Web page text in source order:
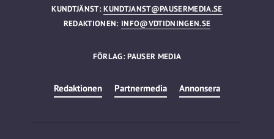
KUNDTJÄNST:KUNDTJANST@PAUSERMEDIA.SE
REDAKTIONEN: INFO@VDTIDNINGEN.SE
FÖRLAG: PAUSER MEDIA
Redaktionen Partnermedia Annonsera